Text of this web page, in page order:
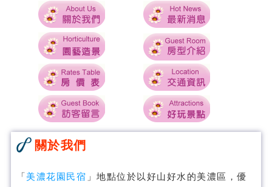
關於我們
「 美濃花園民宿 」地點位於以好山好水的美濃區，優